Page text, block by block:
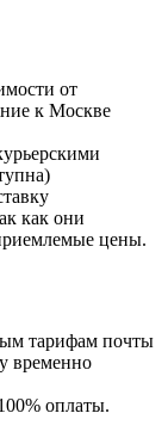
от
к Москве
как они
цены.
тарифам почты
временно
оплаты.